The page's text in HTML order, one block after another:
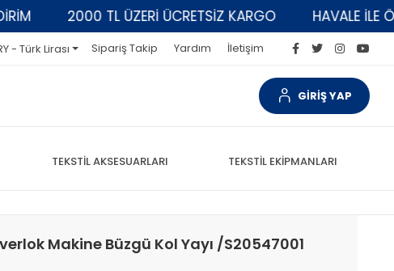
2000 TL ÜZERİ ÜCRETSİZ KARGO HAVALE İLE
- Türk Lirası Sipariş Takip Yardım İletişim
GİRİŞ YAP
TEKSTİL AKSESUARLARI TEKSTİL EKİPMANLARI
Makine Büzgü Kol Yayı /S20547001